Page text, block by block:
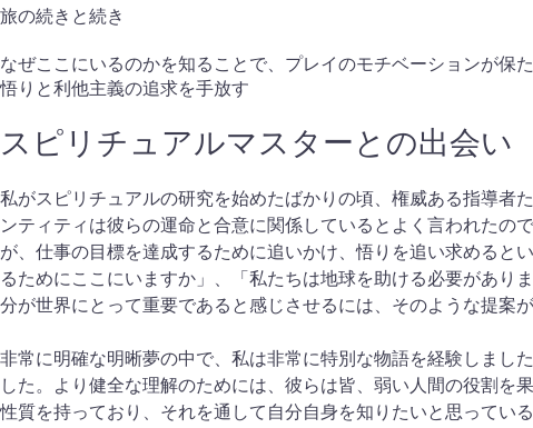
旅の続きと続き
なぜここにいるのかを知ることで、プレイのモチベーションが保
悟りと利他主義の追求を手放す
スピリチュアルマスターとの出会い
私がスピリチュアルの研究を始めたばかりの頃、権威ある指導者
ンティティは彼らの運命と合意に関係しているとよく言われたの
が、仕事の目標を達成するために追いかけ、悟りを追い求めると
るためにここにいますか」、「私たちは地球を助ける必要があり
分が世界にとって重要であると感じさせるには、そのような提案が
非常に明確な明晰夢の中で、私は非常に特別な物語を経験しまし
した。より健全な理解のためには、彼らは皆、弱い人間の役割
性質を持っており、それを通して自分自身を知りたいと思ってい